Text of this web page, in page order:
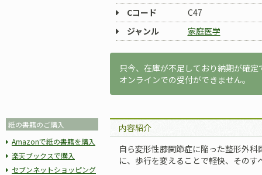
Cコード
C47
ジャンル
家庭医学
只今、在庫が不足しており納期が確定
オンラインでの受付ができません。
紙の書籍のご購入
Amazonで紙の書籍を購入
楽天ブックスで購入
セブンネットショッピング
内容紹介
自ら変形性膝関節症に陥った整形外
に、歩行を変えることで軽快、そのす